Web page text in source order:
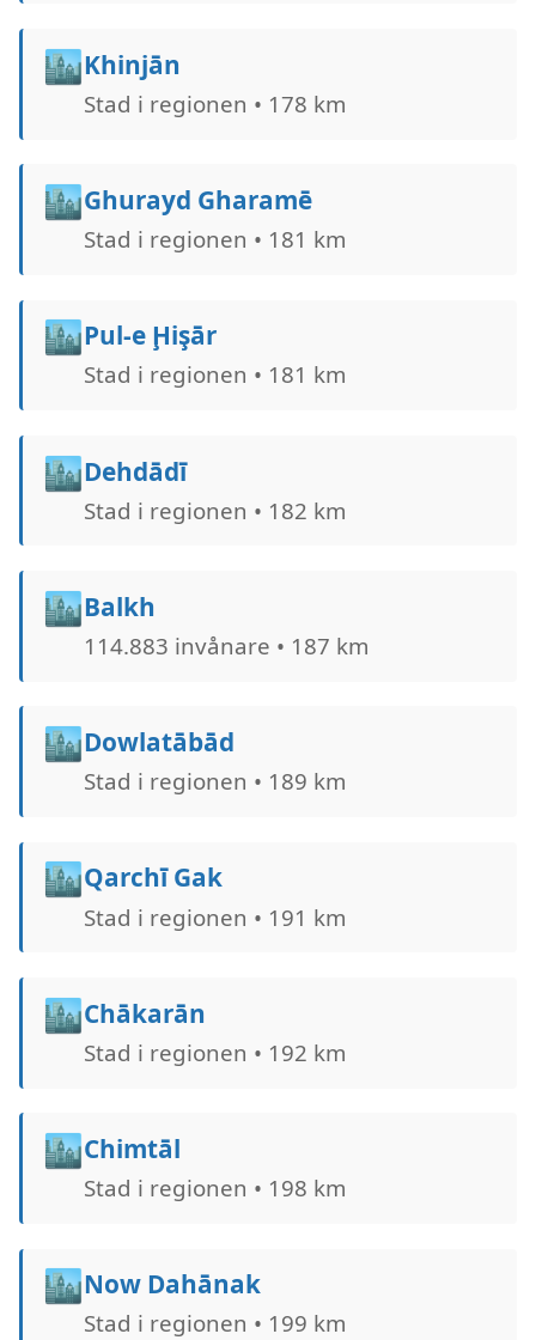
🏙️Khinjān
Stad i regionen • 178 km
🏙️Ghurayd Gharamē
Stad i regionen • 181 km
🏙️Pul-e Ḩişār
Stad i regionen • 181 km
🏙️Dehdādī
Stad i regionen • 182 km
🏙️Balkh
114.883 invånare • 187 km
🏙️Dowlatābād
Stad i regionen • 189 km
🏙️Qarchī Gak
Stad i regionen • 191 km
🏙️Chākarān
Stad i regionen • 192 km
🏙️Chimtāl
Stad i regionen • 198 km
🏙️Now Dahānak
Stad i regionen • 199 km